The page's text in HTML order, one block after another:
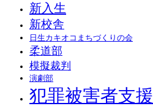
新入生
新校舎
日生カキオコまちづくりの会
柔道部
模擬裁判
演劇部
犯罪被害者支援